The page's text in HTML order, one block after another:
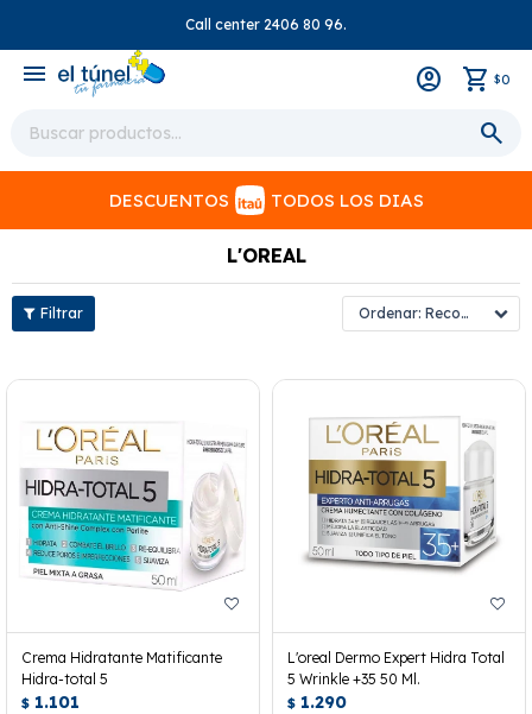
Call center 2406 80 96.
menu $0
DESCUENTOS TODOS LOS DIAS
L'OREAL
Recomendados
Crema Hidratante Matificante
Hidra-total 5
$ 1.101
L'oreal Dermo Expert Hidra Total
5 Wrinkle +35 50 Ml.
$ 1.290
close